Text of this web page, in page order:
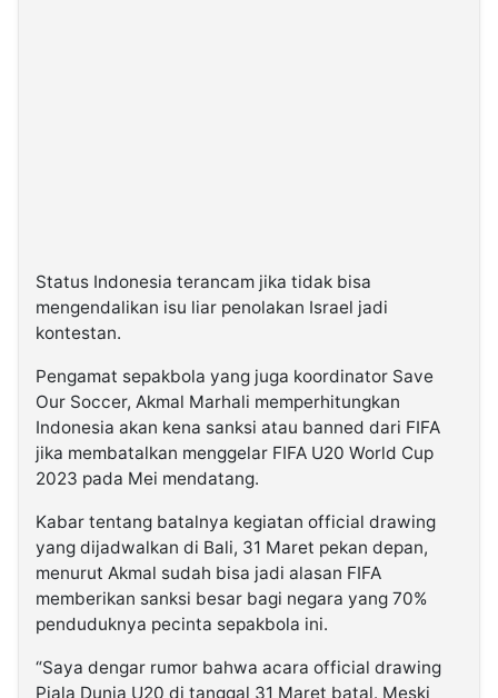
Status Indonesia terancam jika tidak bisa
mengendalikan isu liar penolakan Israel jadi
kontestan.
Pengamat sepakbola yang juga koordinator Save
Our Soccer, Akmal Marhali memperhitungkan
Indonesia akan kena sanksi atau banned dari FIFA
jika membatalkan menggelar FIFA U20 World Cup
2023 pada Mei mendatang.
Kabar tentang batalnya kegiatan official drawing
yang dijadwalkan di Bali, 31 Maret pekan depan,
menurut Akmal sudah bisa jadi alasan FIFA
memberikan sanksi besar bagi negara yang 70%
penduduknya pecinta sepakbola ini.
“Saya dengar rumor bahwa acara official drawing
Piala Dunia U20 di tanggal 31 Maret batal. Meski